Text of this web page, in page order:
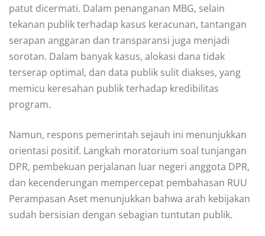
patut dicermati. Dalam penanganan MBG, selain
tekanan publik terhadap kasus keracunan, tantangan
serapan anggaran dan transparansi juga menjadi
sorotan. Dalam banyak kasus, alokasi dana tidak
terserap optimal, dan data publik sulit diakses, yang
memicu keresahan publik terhadap kredibilitas
program.
Namun, respons pemerintah sejauh ini menunjukkan
orientasi positif. Langkah moratorium soal tunjangan
DPR, pembekuan perjalanan luar negeri anggota DPR,
dan kecenderungan mempercepat pembahasan RUU
Perampasan Aset menunjukkan bahwa arah kebijakan
sudah bersisian dengan sebagian tuntutan publik.